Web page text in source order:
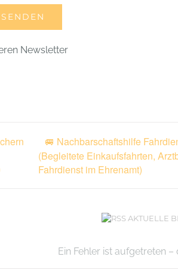
Newsletter
🚐 Nachbarschaftshilfe
(Begleitete Einkaufsfahrten,
Fahrdienst im Ehrenamt)
AKTUELLE
Ein Fehler ist aufgetreten